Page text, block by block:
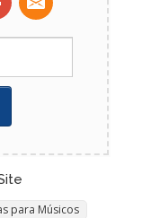
para Músicos